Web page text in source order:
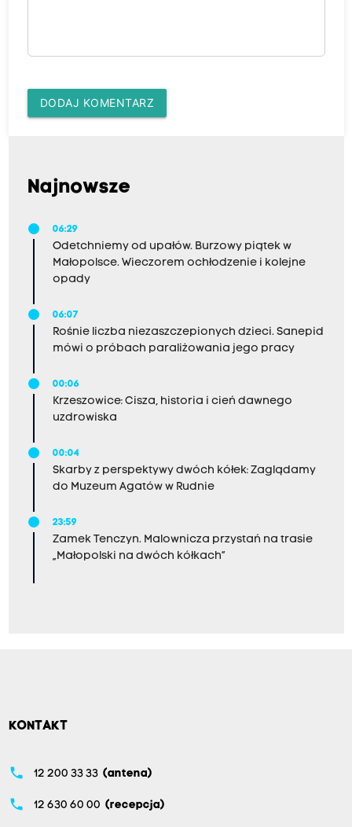
DODAJ KOMENTARZ
Najnowsze
06:29
Odetchniemy od upałów. Burzowy piątek w
Małopolsce. Wieczorem ochłodzenie i kolejne
opady
06:07
Rośnie liczba niezaszczepionych dzieci. Sanepid
mówi o próbach paraliżowania jego pracy
00:06
Krzeszowice: Cisza, historia i cień dawnego
uzdrowiska
00:04
Skarby z perspektywy dwóch kółek: Zaglądamy
do Muzeum Agatów w Rudnie
23:59
Zamek Tenczyn. Malownicza przystań na trasie
„Małopolski na dwóch kółkach”
KONTAKT
phone 12 200 33 33 (antena)
phone 12 630 60 00 (recepcja)